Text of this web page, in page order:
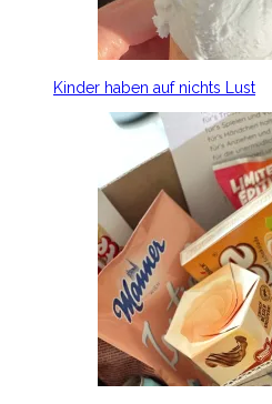
Kinder haben auf nichts Lust